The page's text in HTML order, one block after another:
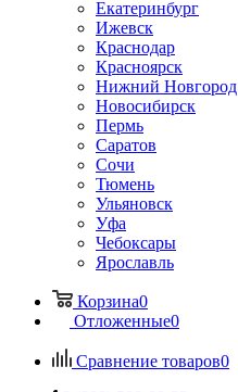
Екатеринбург
Ижевск
Краснодар
Красноярск
Нижний Новгород
Новосибирск
Пермь
Саратов
Сочи
Тюмень
Ульяновск
Уфа
Чебоксары
Ярославль
Корзина0
Отложенные0
Сравнение товаров0